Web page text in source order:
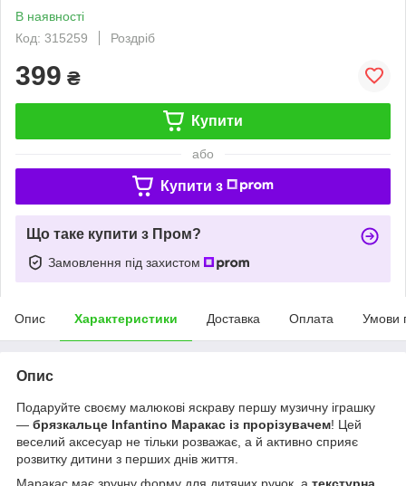
В наявності
Код: 315259
Роздріб
399 ₴
Купити
або
Купити з
Що таке купити з Пром?
Замовлення під захистом
Опис Характеристики Доставка Оплата Умови
Опис
Подаруйте своєму малюкові яскраву першу музичну іграшку
— брязкальце Infantino Маракас із прорізувачем! Цей
веселий аксесуар не тільки розважає, а й активно сприяє
розвитку дитини з перших днів життя.
Маракас має зручну форму для дитячих ручок, а текстурна